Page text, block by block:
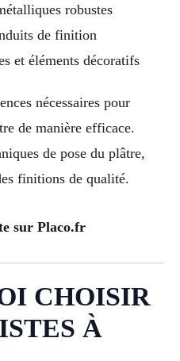
robustes
de finition
et éléments décoratifs
nécessaires pour
de manière efficace.
de pose du plâtre,
finitions de qualité.
sur Placo.fr
CHOISIR
À